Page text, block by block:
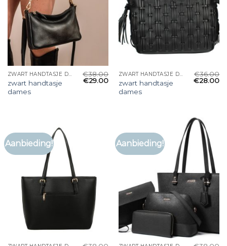
ZWART HANDTASJE DAMES
zwart handtasje
dames
€38.00
€29.00
ZWART HANDTASJE DAMES
zwart handtasje
dames
€36.00
€28.00
Aanbieding! Aanbieding!